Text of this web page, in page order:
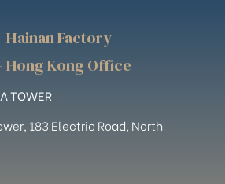
Hainan Factory
Hong Kong Office
TOWER
183 Electric Road, North